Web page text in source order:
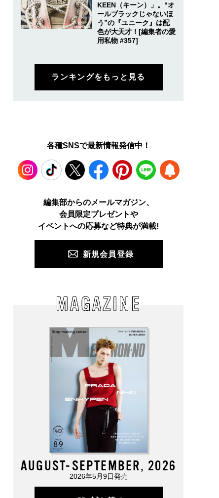
KEEN（キーン）」。“オ
ールブラックじゃないほ
う”の『ユニーク』は配
色が大天才！[編集者の愛
用私物 #357]
ランキングをもっと見る
各種SNSで最新情報発信中！
TikTok Facebook Pinterest LINE
編集部からのメールマガジン、
会員限定プレゼントや
イベントへの応募など特典が満載!
新規会員登録
MAGAZINE
AUGUST-SEPTEMBER, 2026
2026年5月9日発売